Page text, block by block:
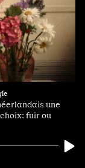
une
fuir ou